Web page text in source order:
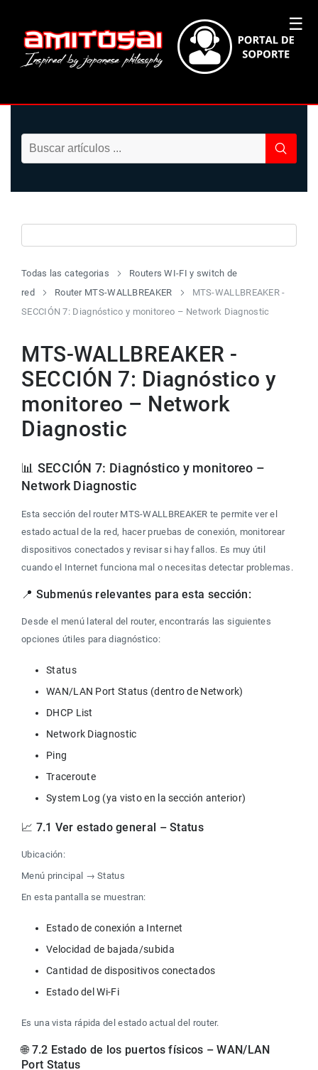
☰
Todas las categorias
Routers WI-FI y switch de
red
Router MTS-WALLBREAKER
MTS-WALLBREAKER -
SECCIÓN 7: Diagnóstico y monitoreo – Network Diagnostic
MTS-WALLBREAKER -
SECCIÓN 7: Diagnóstico y
monitoreo – Network
Diagnostic
📊 SECCIÓN 7: Diagnóstico y monitoreo –
Network Diagnostic
Esta sección del router MTS-WALLBREAKER te permite ver el
estado actual de la red, hacer pruebas de conexión, monitorear
dispositivos conectados y revisar si hay fallos. Es muy útil
cuando el Internet funciona mal o necesitas detectar problemas.
📍 Submenús relevantes para esta sección:
Desde el menú lateral del router, encontrarás las siguientes
opciones útiles para diagnóstico:
Status
📈 7.1 Ver estado general – Status
Ubicación:
Menú principal → Status
En esta pantalla se muestran:
Estado del Wi-Fi
Es una vista rápida del estado actual del router.
🌐 7.2 Estado de los puertos físicos – WAN/LAN
Port Status